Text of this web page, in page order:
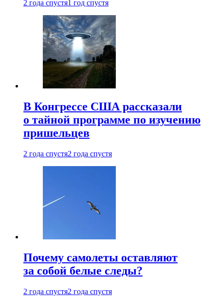
2 года спустя1 год спустя
В Конгрессе США рассказали
о тайной программе по изучению
пришельцев
2 года спустя2 года спустя
Почему самолеты оставляют
за собой белые следы?
2 года спустя2 года спустя